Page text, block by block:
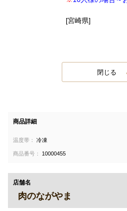
[宮崎県]
閉じる
商品詳細
温度帯： 冷凍
商品番号： 10000455
店舗名
肉のながやま